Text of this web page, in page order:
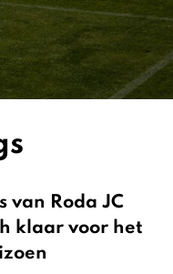
van Roda JC
klaar voor het